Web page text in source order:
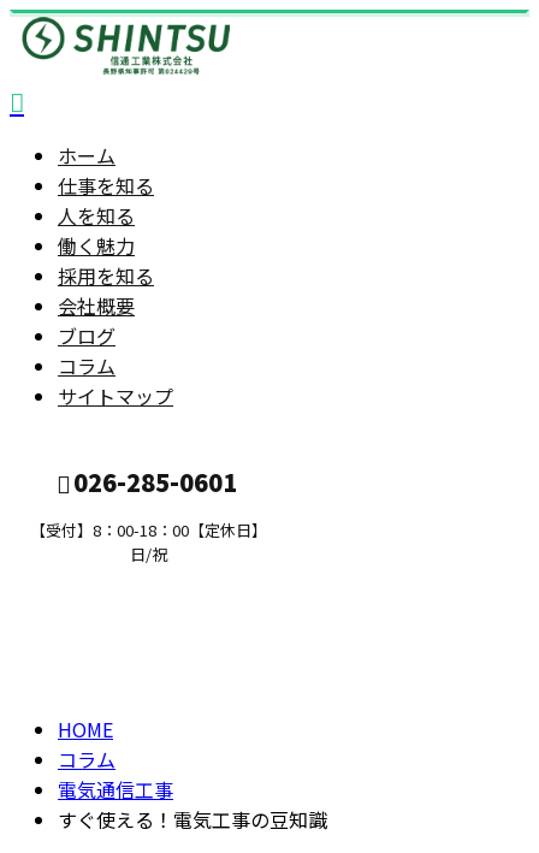
ホーム
仕事を知る
人を知る
働く魅力
採用を知る
会社概要
ブログ
コラム
サイトマップ
026-285-0601
【受付】8：00-18：00【定休日】
日/祝
HOME
コラム
電気通信工事
すぐ使える！電気工事の豆知識